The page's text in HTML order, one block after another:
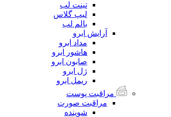
تینت لب
لیپ گلاس
بالم لب
آرایش ابرو
مداد ابرو
هاشور ابرو
صابون ابرو
ژل ابرو
ریمل ابرو
مراقبت پوست
مراقبت صورت
شوینده